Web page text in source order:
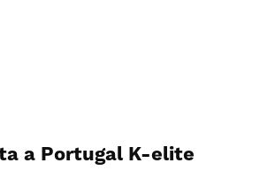
a Portugal K-elite